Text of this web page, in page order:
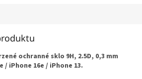
ochranné sklo 9H, 2.5D, 0,3 mm
/ iPhone 16e / iPhone 13.